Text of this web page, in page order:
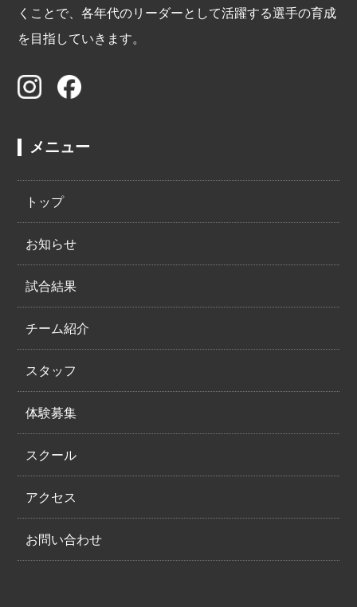
くことで、各年代のリーダーとして活躍する選手の育成
を目指していきます。
メニュー
トップ
お知らせ
試合結果
チーム紹介
スタッフ
体験募集
スクール
アクセス
お問い合わせ